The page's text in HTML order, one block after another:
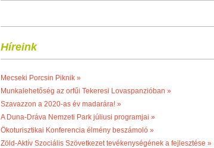
Híreink
Mecseki Porcsin Piknik »
Munkalehetőség az orfűi Tekeresi Lovaspanzióban »
Szavazzon a 2020-as év madarára! »
A Duna-Dráva Nemzeti Park júliusi programjai »
Ökoturisztikai Konferencia élmény beszámoló »
Zöld-Aktív Szociális Szövetkezet tevékenységének a fejlesztése »